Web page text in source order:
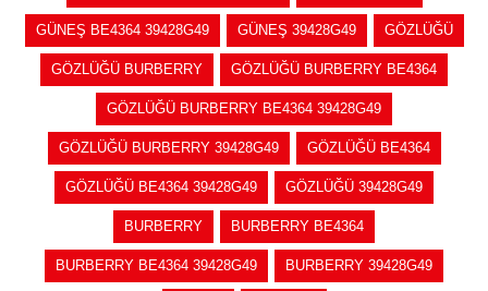
GÜNEŞ BE4364 39428G49 GÜNEŞ 39428G49 GÖZLÜĞÜ
GÖZLÜĞÜ BURBERRY GÖZLÜĞÜ BURBERRY BE4364
GÖZLÜĞÜ BURBERRY BE4364 39428G49
GÖZLÜĞÜ BURBERRY 39428G49 GÖZLÜĞÜ BE4364
GÖZLÜĞÜ BE4364 39428G49 GÖZLÜĞÜ 39428G49
BURBERRY BURBERRY BE4364
BURBERRY BE4364 39428G49 BURBERRY 39428G49